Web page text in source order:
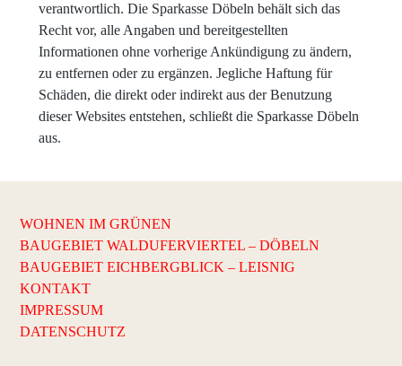
verantwortlich. Die Sparkasse Döbeln behält sich das
Recht vor, alle Angaben und bereitgestellten
Informationen ohne vorherige Ankündigung zu ändern,
zu entfernen oder zu ergänzen. Jegliche Haftung für
Schäden, die direkt oder indirekt aus der Benutzung
dieser Websites entstehen, schließt die Sparkasse Döbeln
aus.
WOHNEN IM GRÜNEN
BAUGEBIET WALDUFERVIERTEL – DÖBELN
BAUGEBIET EICHBERGBLICK – LEISNIG
KONTAKT
IMPRESSUM
DATENSCHUTZ